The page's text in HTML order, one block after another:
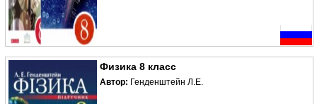
Физика 8 класс
Автор: Генденштейн Л.Е.